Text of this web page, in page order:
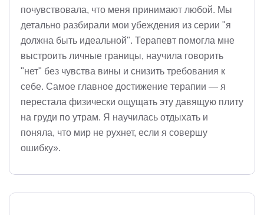
почувствовала, что меня принимают любой. Мы
детально разбирали мои убеждения из серии "я
должна быть идеальной". Терапевт помогла мне
выстроить личные границы, научила говорить
"нет" без чувства вины и снизить требования к
себе. Самое главное достижение терапии — я
перестала физически ощущать эту давящую плиту
на груди по утрам. Я научилась отдыхать и
поняла, что мир не рухнет, если я совершу
ошибку».